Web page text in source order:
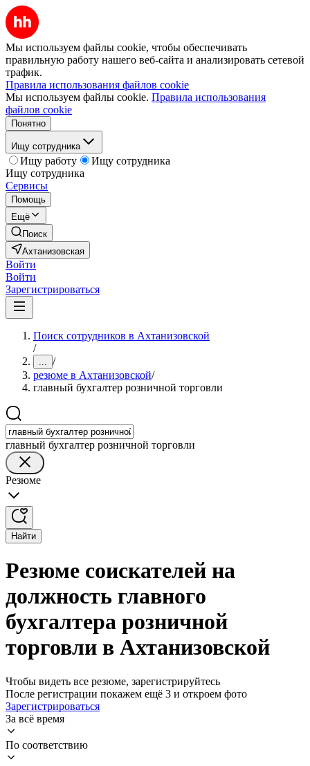
Мы используем файлы cookie, чтобы обеспечивать
правильную работу нашего веб-сайта и анализировать сетевой
трафик.
Правила использования файлов cookie
Мы используем файлы cookie. Правила использования
файлов cookie
Понятно
Ищу сотрудника
Ищу работу
Ищу сотрудника
Ищу сотрудника
Сервисы
Помощь
Ещё
Поиск
Ахтанизовская
Войти
Войти
Зарегистрироваться
Поиск сотрудников в Ахтанизовской
/
... /
резюме в Ахтанизовской/
главный бухгалтер розничной торговли
главный бухгалтер розничной торговли
Резюме
Найти
Резюме соискателей на
должность главного
бухгалтера розничной
торговли в Ахтанизовской
Чтобы видеть все резюме, зарегистрируйтесь
После регистрации покажем ещё 3 и откроем фото
Зарегистрироваться
За всё время
По соответствию